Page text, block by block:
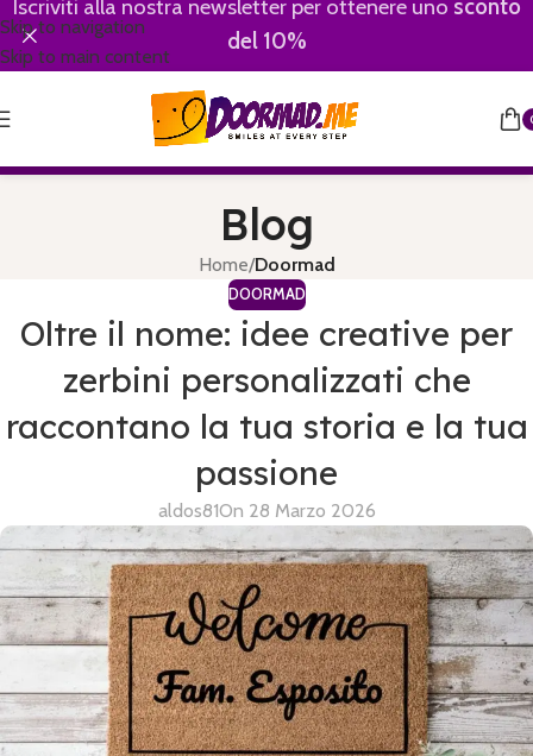
Skip to navigation
Skip to main content
Iscriviti alla nostra newsletter per ottenere uno sconto
del 10%
Blog
Home/Doormad
DOORMAD
Oltre il nome: idee creative per
zerbini personalizzati che
raccontano la tua storia e la tua
passione
aldos81On 28 Marzo 2026